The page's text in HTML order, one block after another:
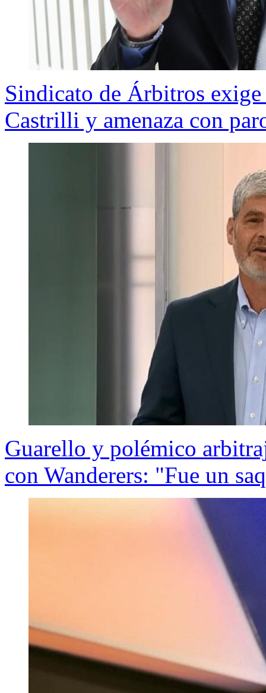
Sindicato de Árbitros
Castrilli y amenaza con
Guarello y polémico
con Wanderers: "Fue un